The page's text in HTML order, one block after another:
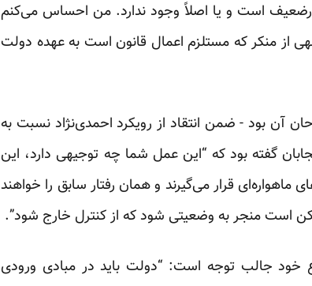
است و یا اصلاً وجود ندارد. من احساس می‌کنم
از منکر که مستلزم اعمال قانون است به عهده دولت
آن بود - ضمن انتقاد از رویکرد احمدی‌نژاد نسبت به
گفته بود که “این عمل شما چه توجیهی دارد، این
قرار می‌گیرند و همان رفتار سابق را خواهند
است منجر به وضعیتی شود که از کنترل خارج شود”.
خود جالب توجه است: “دولت باید در مبادی ورودی